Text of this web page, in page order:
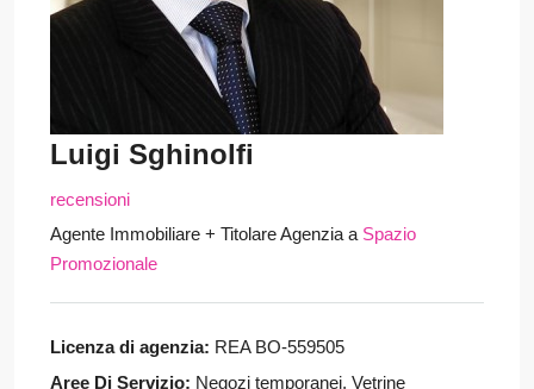
Luigi Sghinolfi
recensioni
Agente Immobiliare + Titolare Agenzia a Spazio
Promozionale
Licenza di agenzia: REA BO-559505
Aree Di Servizio: Negozi temporanei, Vetrine